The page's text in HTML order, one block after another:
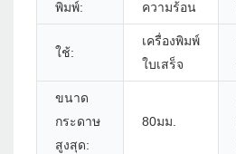
พิมพ์: ความร้อน
ใช้:
เครื่องพิมพ์
ใบเสร็จ
ขนาด
กระดาษ
สูงสุด:
80มม.